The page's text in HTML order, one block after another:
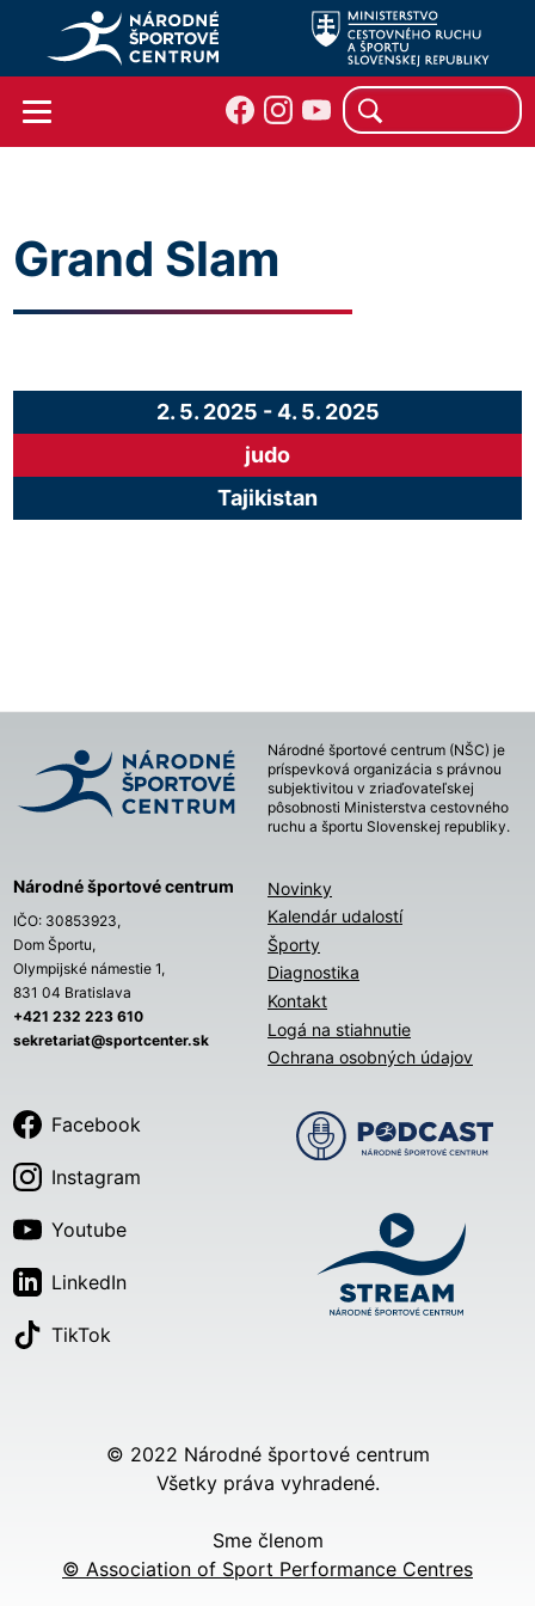
Grand Slam
2. 5. 2025 -4. 5. 2025
judo
Tajikistan
Národné športové centrum (NŠC) je
príspevková organizácia s právnou
subjektivitou v zriaďovateľskej
pôsobnosti Ministerstva cestovného
ruchu a športu Slovenskej republiky.
Národné športové centrum
IČO: 30853923,
Dom Športu,
Olympijské námestie 1,
831 04 Bratislava
+421 232 223 610
sekretariat@sportcenter.sk
Novinky
Kalendár udalostí
Športy
Diagnostika
Kontakt
Logá na stiahnutie
Ochrana osobných údajov
Facebook
Instagram
Youtube
LinkedIn
TikTok
© 2022 Národné športové centrum
Všetky práva vyhradené.
Sme členom
© Association of Sport Performance Centres